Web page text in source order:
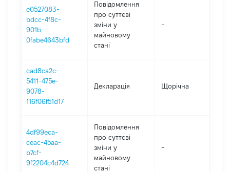
e0527083-
bdcc-4f8c-
901b-
0fabe4643bfd
Повідомлення
про суттєві
зміни y
майновому
стані
-
cad8ca2c-
5411-475e-
9078-
116f06f51d17
Декларація Щорічна
4df99eca-
ceac-45aa-
b7cf-
9f2204c4d724
Повідомлення
про суттєві
зміни y
майновому
стані
-